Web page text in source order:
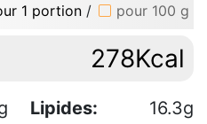
1 portion / pour 100 g
278Kcal
Lipides:
16.3g